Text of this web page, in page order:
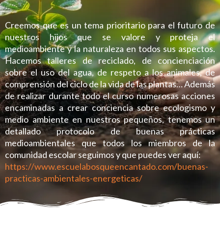
Creemos que es un tema prioritario para el futuro de
nuestros hijos que se valore y proteja el
medioambiente y la naturaleza en todos sus aspectos.
Hacemos talleres de reciclado, de concienciación
sobre el uso del agua, de respeto a los animales, de
comprensión del ciclo de la vida de las plantas… Además
de realizar durante todo el curso numerosas acciones
encaminadas a crear conciencia sobre ecologismo y
medio ambiente en nuestros pequeños, tenemos un
detallado protocolo de buenas prácticas
medioambientales que todos los miembros de la
comunidad escolar seguimos y que puedes ver aquí:
https://www.escuelabosqueencantado.com/buenas-
practicas-ambientales-energeticas/